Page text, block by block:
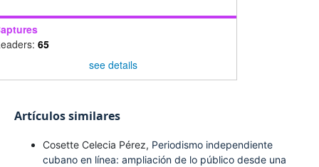
65
see details
Artículos similares
Cosette Celecia Pérez, Periodismo independiente
cubano en línea: ampliación de lo público desde una